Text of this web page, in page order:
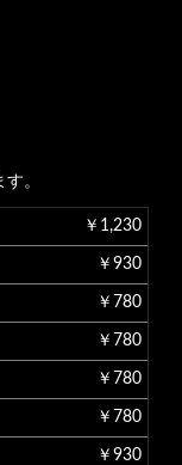
。
￥1,230
￥930
￥780
￥780
￥780
￥780
￥930